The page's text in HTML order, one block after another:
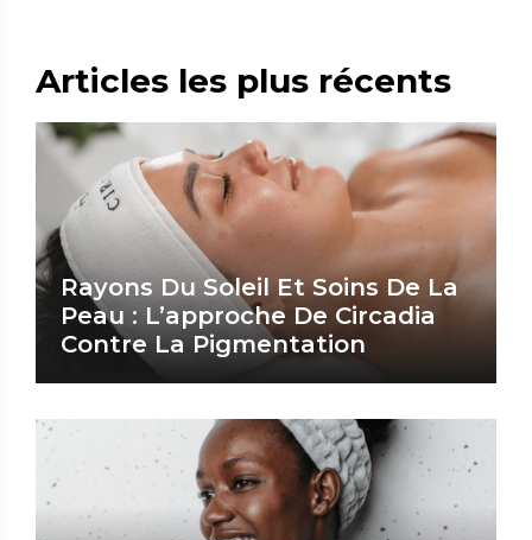
Articles les plus récents
Rayons Du Soleil Et Soins De La
Peau : L’approche De Circadia
Contre La Pigmentation